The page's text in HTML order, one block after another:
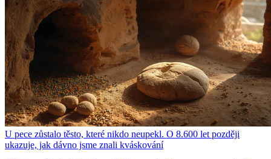
U pece zůstalo těsto, které nikdo neupekl. O 8.600 let později
ukazuje, jak dávno jsme znali kváskování